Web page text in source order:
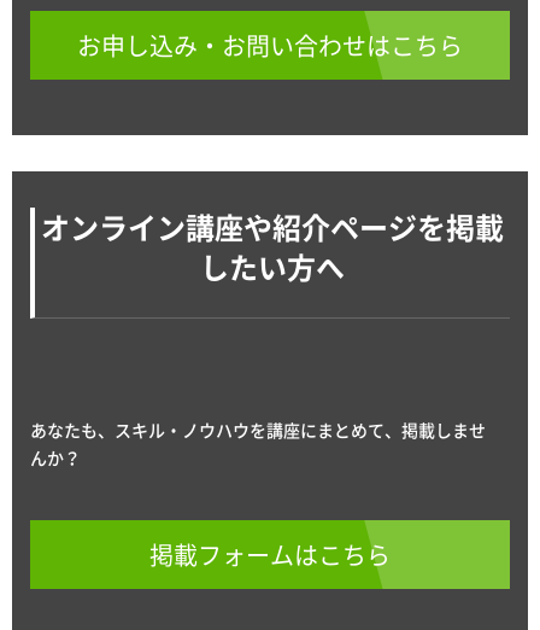
お申し込み・お問い合わせはこちら
オンライン講座や紹介ページを掲載
したい方へ
あなたも、スキル・ノウハウを講座にまとめて、掲載しませ
んか？
掲載フォームはこちら